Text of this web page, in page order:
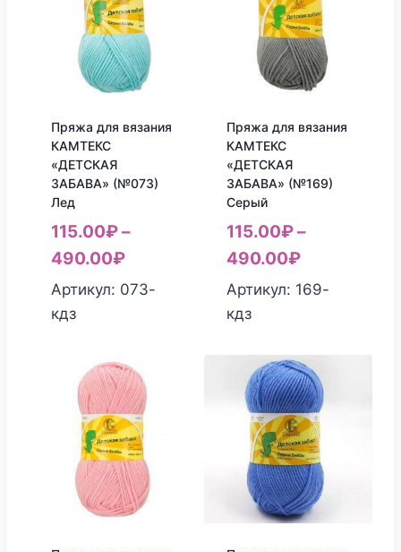
Пряжа для вязания
КАМТЕКС
«ДЕТСКАЯ
ЗАБАВА» (№073)
Лед
115.00₽–
490.00₽
Артикул: 073-
кдз
Пряжа для вязания
КАМТЕКС
«ДЕТСКАЯ
ЗАБАВА» (№169)
Серый
115.00₽–
490.00₽
Артикул: 169-
кдз